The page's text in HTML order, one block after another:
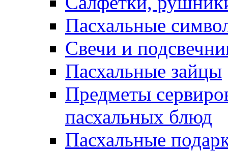
Пасхальные
Свечи и
Пасхальные зайцы
Предметы
пасхальных блюд
Пасхальные